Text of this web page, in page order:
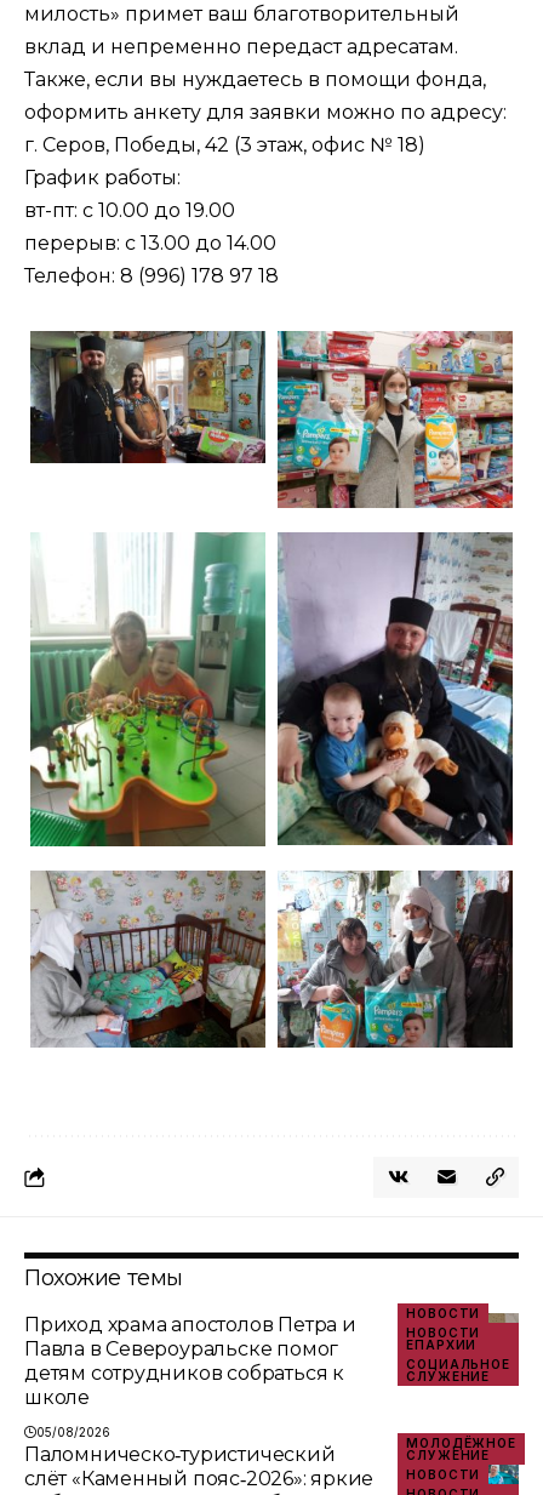
милость» примет ваш благотворительный
вклад и непременно передаст адресатам.
Также, если вы нуждаетесь в помощи фонда,
оформить анкету для заявки можно по адресу:
г. Серов, Победы, 42 (3 этаж, офис № 18)
График работы:
вт-пт: с 10.00 до 19.00
перерыв: с 13.00 до 14.00
Телефон: 8 (996) 178 97 18
Похожие темы
НОВОСТИ
НОВОСТИ
ЕПАРХИИ
СОЦИАЛЬНОЕ
СЛУЖЕНИЕ
Приход храма апостолов Петра и
Павла в Североуральске помог
детям сотрудников собраться к
школе
05/08/2026
МОЛОДЁЖНОЕ
СЛУЖЕНИЕ
НОВОСТИ
Паломническо‑туристический
слёт «Каменный пояс‑2026»: яркие